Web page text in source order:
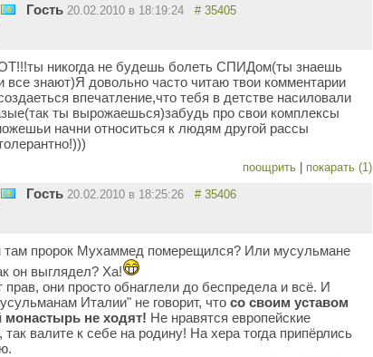
Гость 20.02.2010 в 18:19:24 # 35405
никогда не будешь болеть СПИДом(ты знаешь
все знают)Я довольно часто читаю твои комментарии
впечатление,что тебя в детстве насиловали
ты вырожаешься)забудь про свои комплексы
начни относиться к людям другой рассы
поощрить покарать (1)
Гость 20.02.2010 в 18:25:26 # 35406
там пророк Мухаммед померещился? Или мусульмане
он выглядел? Ха!
прав, они просто обнаглели до беспредела и всё. И
Италии" не говорит, что со своим уставом
монастырь не ходят! Не нравятся европейские
так валите к себе на родину! На хера тогда припёрлись